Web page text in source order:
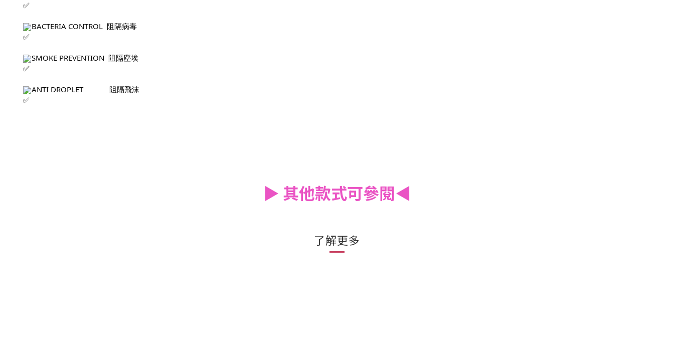
BACTERIA CONTROL  阻隔病毒
SMOKE PREVENTION  阻隔塵埃
ANTI DROPLET             阻隔飛沫
▶️ 其他款式可參閱◀️
了解更多